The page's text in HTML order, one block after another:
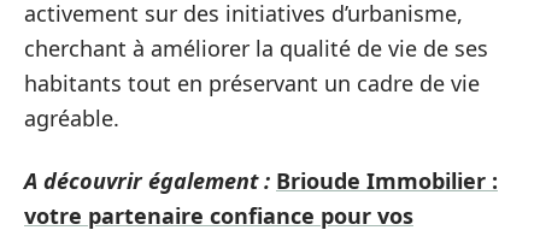
activement sur des initiatives d’urbanisme,
cherchant à améliorer la qualité de vie de ses
habitants tout en préservant un cadre de vie
agréable.
A découvrir également : Brioude Immobilier :
votre partenaire confiance pour vos